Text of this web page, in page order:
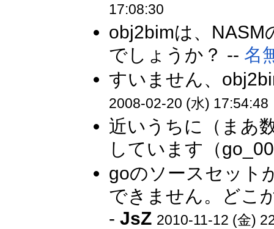
17:08:30
obj2bimは、NASM
でしょうか？ --名
すいません、
2008-02-20 (水) 17:54:48
近いうちに（まあ
しています（
goのソースセット
できません。どこ
-JsZ 2010-11-12 (金)